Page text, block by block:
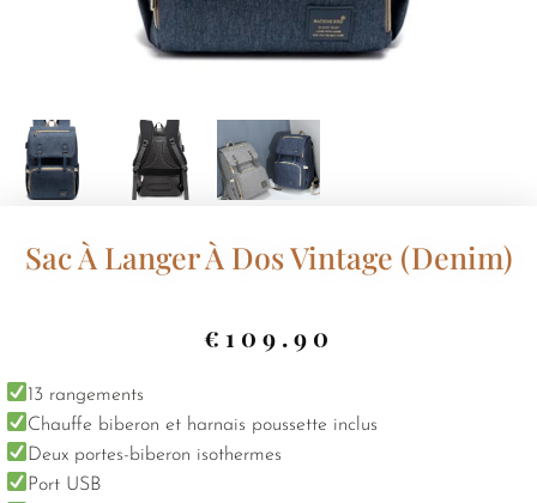
Sac À Langer À Dos Vintage (denim)
€ 109.90
13 rangements
Chauffe biberon et harnais poussette inclus
Deux portes-biberon isothermes
Port USB